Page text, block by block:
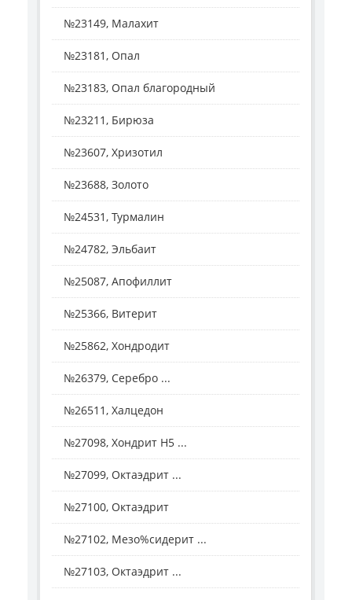
№23149, Малахит
№23181, Опал
№23183, Опал благородный
№23211, Бирюза
№23607, Хризотил
№23688, Золото
№24531, Турмалин
№24782, Эльбаит
№25087, Апофиллит
№25366, Витерит
№25862, Хондродит
№26379, Серебро ...
№26511, Халцедон
№27098, Хондрит H5 ...
№27099, Октаэдрит ...
№27100, Октаэдрит
№27102, Мезо%сидерит ...
№27103, Октаэдрит ...